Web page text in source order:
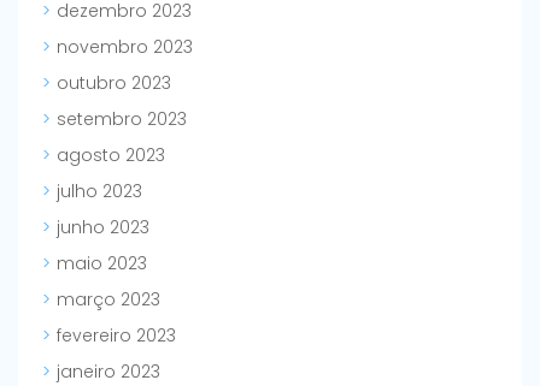
dezembro 2023
novembro 2023
outubro 2023
setembro 2023
agosto 2023
julho 2023
junho 2023
maio 2023
março 2023
fevereiro 2023
janeiro 2023